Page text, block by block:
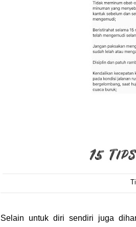
Selain untuk diri sendiri juga